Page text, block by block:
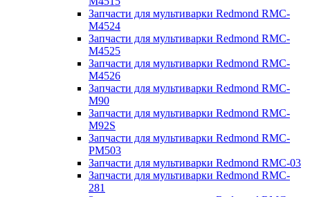
Запчасти для мультиварки Redmond RMC-
M4524
Запчасти для мультиварки Redmond RMC-
M4525
Запчасти для мультиварки Redmond RMC-
M4526
Запчасти для мультиварки Redmond RMC-
M90
Запчасти для мультиварки Redmond RMC-
M92S
Запчасти для мультиварки Redmond RMC-
PM503
Запчасти для мультиварки Redmond RMC-03
Запчасти для мультиварки Redmond RMC-
281